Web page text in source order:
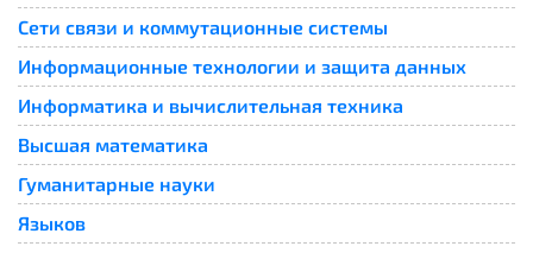
Сети связи и коммутационные системы
Информационные технологии и защита данных
Информатика и вычислительная техника
Высшая математика
Гуманитарные науки
Языков